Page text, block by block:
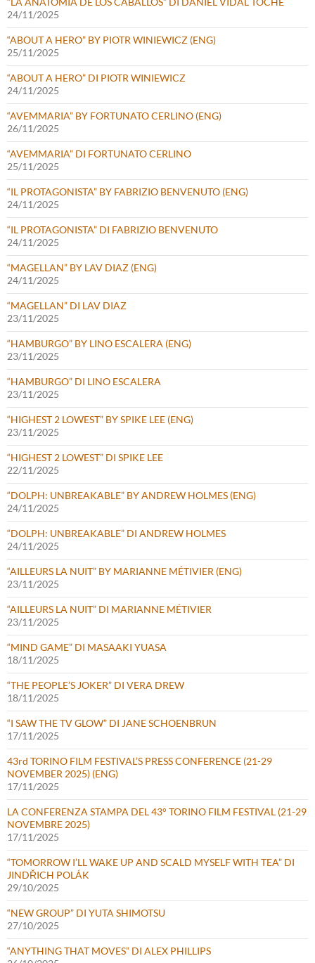
24/11/2025
“ABOUT A HERO” BY PIOTR WINIEWICZ (ENG)
25/11/2025
“ABOUT A HERO” DI PIOTR WINIEWICZ
24/11/2025
“AVEMMARIA” BY FORTUNATO CERLINO (ENG)
26/11/2025
“AVEMMARIA” DI FORTUNATO CERLINO
25/11/2025
“IL PROTAGONISTA” BY FABRIZIO BENVENUTO (ENG)
24/11/2025
“IL PROTAGONISTA” DI FABRIZIO BENVENUTO
24/11/2025
“MAGELLAN” BY LAV DIAZ (ENG)
24/11/2025
“MAGELLAN” DI LAV DIAZ
23/11/2025
“HAMBURGO” BY LINO ESCALERA (ENG)
23/11/2025
“HAMBURGO” DI LINO ESCALERA
23/11/2025
“HIGHEST 2 LOWEST” BY SPIKE LEE (ENG)
23/11/2025
“HIGHEST 2 LOWEST” DI SPIKE LEE
22/11/2025
“DOLPH: UNBREAKABLE” BY ANDREW HOLMES (ENG)
24/11/2025
“DOLPH: UNBREAKABLE” DI ANDREW HOLMES
24/11/2025
“AILLEURS LA NUIT” BY MARIANNE MÉTIVIER (ENG)
23/11/2025
“AILLEURS LA NUIT” DI MARIANNE MÉTIVIER
23/11/2025
“MIND GAME” DI MASAAKI YUASA
18/11/2025
“THE PEOPLE’S JOKER” DI VERA DREW
18/11/2025
“I SAW THE TV GLOW” DI JANE SCHOENBRUN
17/11/2025
43rd TORINO FILM FESTIVAL’S PRESS CONFERENCE (21-29
NOVEMBER 2025) (ENG)
17/11/2025
LA CONFERENZA STAMPA DEL 43° TORINO FILM FESTIVAL (21-29
NOVEMBRE 2025)
17/11/2025
“TOMORROW I’LL WAKE UP AND SCALD MYSELF WITH TEA” DI
JINDŘICH POLÁK
29/10/2025
“NEW GROUP” DI YUTA SHIMOTSU
27/10/2025
“ANYTHING THAT MOVES” DI ALEX PHILLIPS